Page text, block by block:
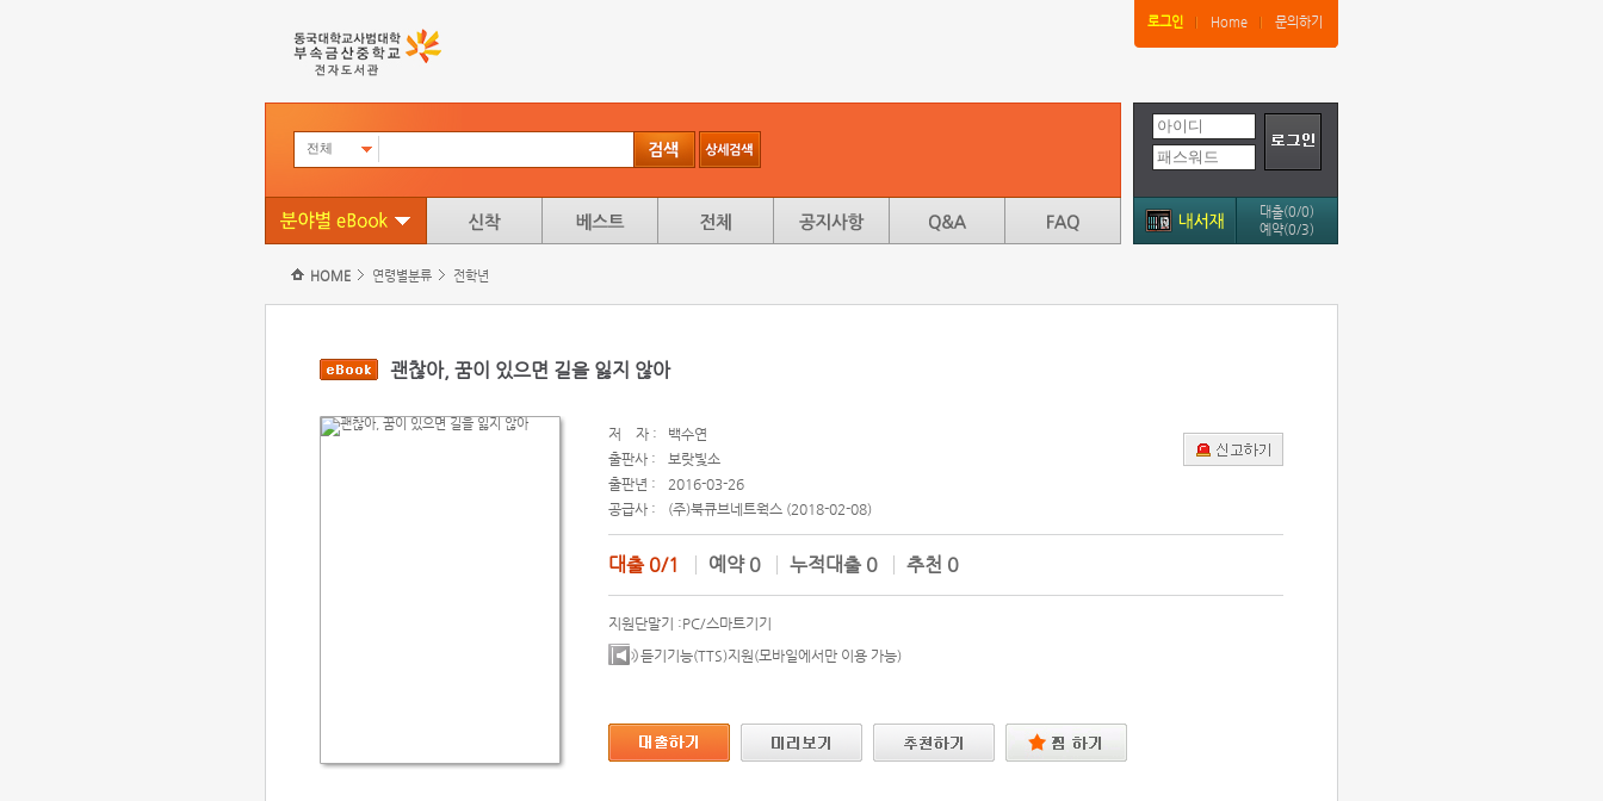
로그인 Home 문의하기
전체
대출(0/0)
예약(0/3)
HOME 연령별분류 전학년
괜찮아, 꿈이 있으면 길을 잃지 않아
저 자 :
백수연
출판사 :
보랏빛소
출판년 :
2016-03-26
공급사 :
(주)북큐브네트웍스 (2018-02-08)
대출 0/1 예약 0 누적대출 0 추천 0
지원단말기 :PC/스마트기기
듣기기능(TTS)지원(모바일에서만 이용 가능)